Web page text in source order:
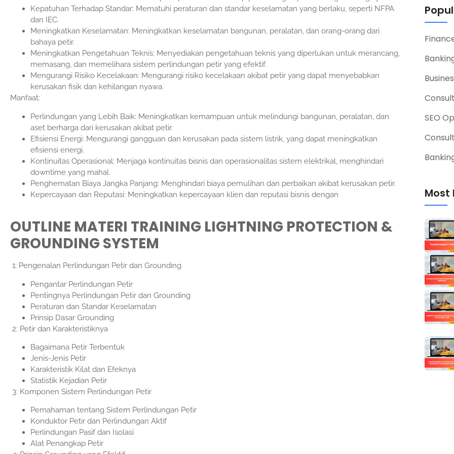
Kepatuhan Terhadap Standar: Mematuhi peraturan dan standar keselamatan yang berlaku, seperti NFPA
dan IEC.
Meningkatkan Keselamatan: Meningkatkan keselamatan bangunan, peralatan, dan orang-orang dari
bahaya petir.
Meningkatkan Pengetahuan Teknis: Menyediakan pengetahuan teknis yang diperlukan untuk merancang,
memasang, dan memelihara sistem perlindungan petir yang efektif.
Mengurangi Risiko Kecelakaan: Mengurangi risiko kecelakaan akibat petir yang dapat menyebabkan
kerusakan fisik dan kehilangan nyawa.
Manfaat:
Perlindungan yang Lebih Baik: Meningkatkan kemampuan untuk melindungi bangunan, peralatan, dan
aset berharga dari kerusakan akibat petir.
Efisiensi Energi: Mengurangi gangguan dan kerusakan pada sistem listrik, yang dapat meningkatkan
efisiensi energi.
Kontinuitas Operasional: Menjaga kontinuitas bisnis dan operasionalitas sistem elektrikal, menghindari
downtime yang mahal.
Penghematan Biaya Jangka Panjang: Menghindari biaya pemulihan dan perbaikan akibat kerusakan petir.
Kepercayaan dan Reputasi: Meningkatkan kepercayaan klien dan reputasi bisnis dengan
OUTLINE MATERI TRAINING LIGHTNING PROTECTION &
GROUNDING SYSTEM
1: Pengenalan Perlindungan Petir dan Grounding
Pengantar Perlindungan Petir
Pentingnya Perlindungan Petir dan Grounding
Peraturan dan Standar Keselamatan
Prinsip Dasar Grounding
2: Petir dan Karakteristiknya
Bagaimana Petir Terbentuk
Jenis-Jenis Petir
Karakteristik Kilat dan Efeknya
Statistik Kejadian Petir
3: Komponen Sistem Perlindungan Petir
Pemahaman tentang Sistem Perlindungan Petir
Konduktor Petir dan Perlindungan Aktif
Perlindungan Pasif dan Isolasi
Alat Penangkap Petir
SEO
Most